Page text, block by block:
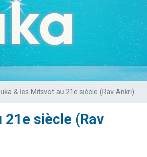
sur WhatsApp
sur WhatsApp
Maasser
sur WhatsApp
& les Mitsvot au 21e siècle (Rav Ankri)
21e siècle (Rav